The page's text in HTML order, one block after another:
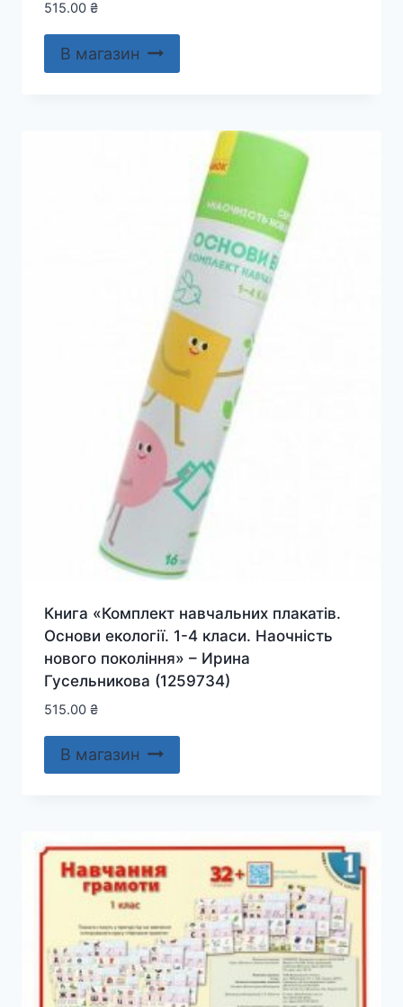
515.00 ₴
В магазин
Книга «Комплект навчальних плакатів.
Основи екології. 1-4 класи. Наочність
нового покоління» – Ирина
Гусельникова (1259734)
515.00 ₴
В магазин